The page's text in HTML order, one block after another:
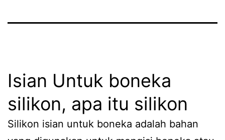
Isian Untuk boneka
silikon, apa itu silikon
Silikon isian untuk boneka adalah bahan